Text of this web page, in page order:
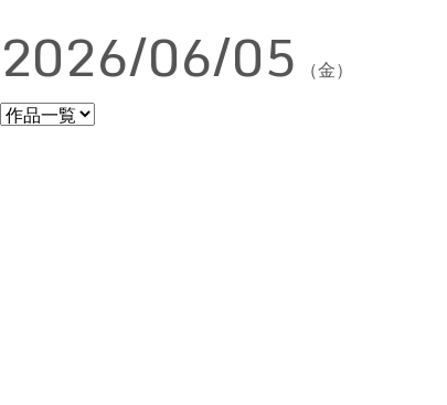
2026/06/05 （金）